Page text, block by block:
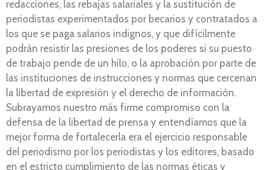
redacciones, las rebajas salariales y la sustitución de
periodistas experimentados por becarios y contratados a
los que se paga salarios indignos, y que difícilmente
podrán resistir las presiones de los poderes si su puesto
de trabajo pende de un hilo, o la aprobación por parte de
las instituciones de instrucciones y normas que cercenan
la libertad de expresión y el derecho de información.
Subrayamos nuestro más firme compromiso con la
defensa de la libertad de prensa y entendíamos que la
mejor forma de fortalecerla era el ejercicio responsable
del periodismo por los periodistas y los editores, basado
en el estricto cumplimiento de las normas éticas y